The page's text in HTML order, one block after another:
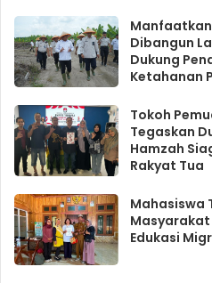
Manfaatkan
Dibangun
Dukung
Ketahanan
Tokoh
Tegaskan
Hamzah
Rakyat Tua
Mahasiswa
Edukasi